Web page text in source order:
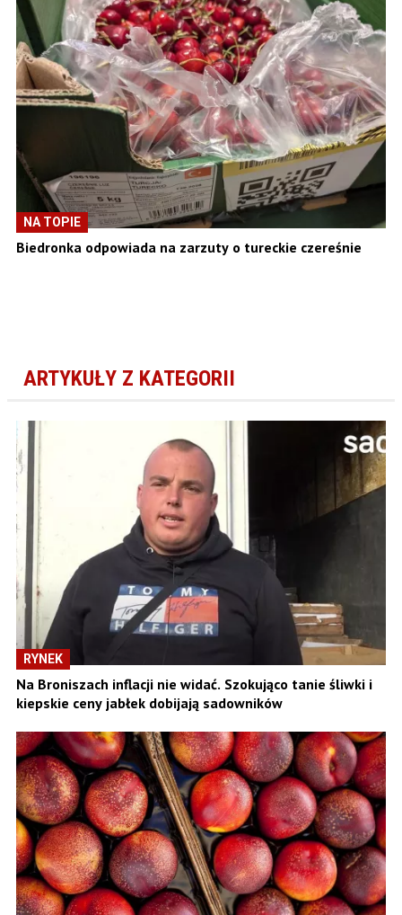
NA TOPIE
Biedronka odpowiada na zarzuty o tureckie czereśnie
ARTYKUŁY Z KATEGORII
RYNEK
Na Broniszach inflacji nie widać. Szokująco tanie śliwki i
kiepskie ceny jabłek dobijają sadowników